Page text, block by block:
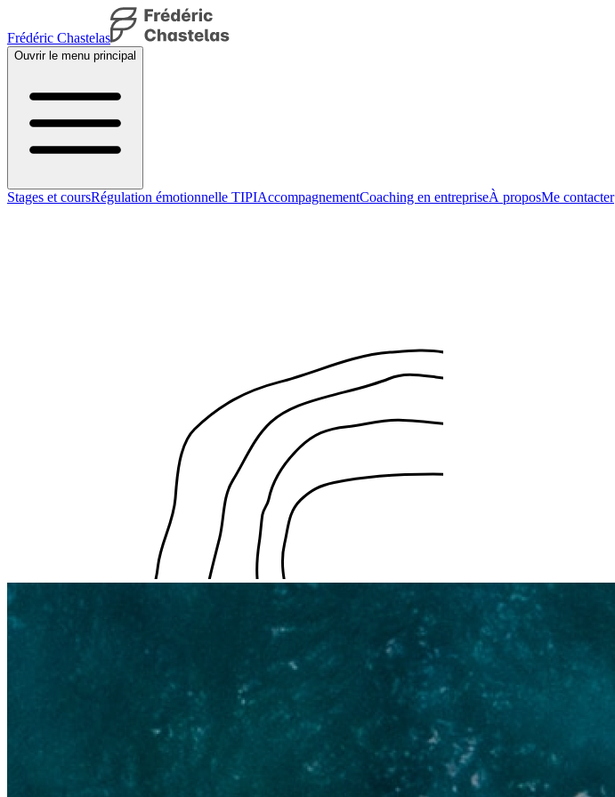
Frédéric Chastelas
Ouvrir le menu principal
Stages et coursRégulation émotionnelle TIPIAccompagnementCoaching en entrepriseÀ proposMe contacter